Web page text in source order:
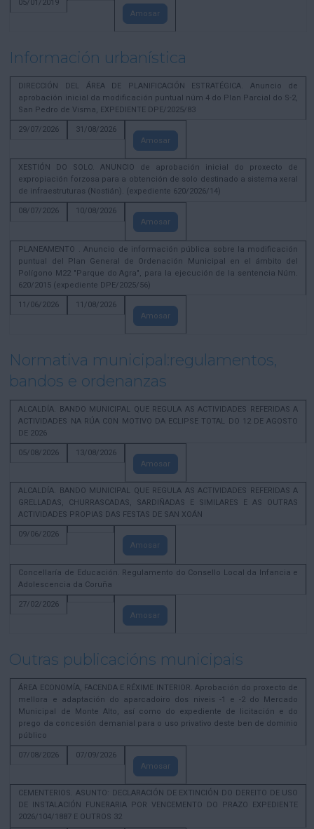
Amosar
Información urbanística
DIRECCIÓN DEL ÁREA DE PLANIFICACIÓN ESTRATÉGICA. Anuncio de
aprobación inicial da modificación puntual núm 4 do Plan Parcial do S-2,
San Pedro de Visma, EXPEDIENTE DPE/2025/83
29/07/2026
31/08/2026
Amosar
XESTIÓN DO SOLO. ANUNCIO de aprobación inicial do proxecto de
expropiación forzosa para a obtención de solo destinado a sistema xeral
de infraestruturas (Nostián). (expediente 620/2026/14)
08/07/2026
10/08/2026
Amosar
PLANEAMENTO . Anuncio de información pública sobre la modificación
puntual del Plan General de Ordenación Municipal en el ámbito del
Polígono M22 "Parque do Agra", para la ejecución de la sentencia Núm.
620/2015 (expediente DPE/2025/56)
11/06/2026
11/08/2026
Amosar
Normativa municipal:regulamentos,
bandos e ordenanzas
ALCALDÍA. BANDO MUNICIPAL QUE REGULA AS ACTIVIDADES REFERIDAS A
ACTIVIDADES NA RÚA CON MOTIVO DA ECLIPSE TOTAL DO 12 DE AGOSTO
DE 2026
05/08/2026
13/08/2026
Amosar
ALCALDÍA. BANDO MUNICIPAL QUE REGULA AS ACTIVIDADES REFERIDAS A
GRELLADAS, CHURRASCADAS, SARDIÑADAS E SIMILARES E AS OUTRAS
ACTIVIDADES PROPIAS DAS FESTAS DE SAN XOÁN
09/06/2026
Amosar
Concellaría de Educación. Regulamento do Consello Local da Infancia e
Adolescencia da Coruña
27/02/2026
Amosar
Outras publicacións municipais
ÁREA ECONOMÍA, FACENDA E RÉXIME INTERIOR. Aprobación do proxecto de
mellora e adaptación do aparcadoiro dos niveis -1 e -2 do Mercado
Municipal de Monte Alto, así como do expediente de licitación e do
prego da concesión demanial para o uso privativo deste ben de dominio
público
07/08/2026
07/09/2026
Amosar
CEMENTERIOS. ASUNTO: DECLARACIÓN DE EXTINCIÓN DO DEREITO DE USO
DE INSTALACIÓN FUNERARIA POR VENCEMENTO DO PRAZO EXPEDIENTE
2026/104/1887 E OUTROS 32